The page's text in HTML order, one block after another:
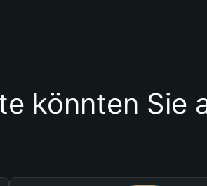
könnten Sie